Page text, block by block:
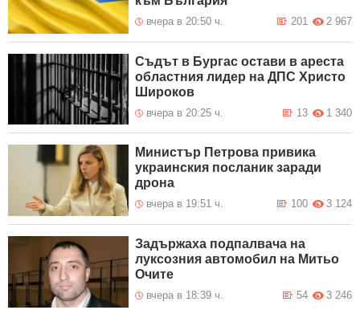
вчера в 20:50 ч. 2 967
201
Съдът в Бургас остави в ареста
областния лидер на ДПС Христо
Широков
вчера в 20:25 ч. 1 340
13
Министър Петрова привика
украинския посланик заради
дрона
вчера в 19:51 ч. 3 124
100
Задържаха подпалвача на
луксозния автомобил на Митьо
Очите
вчера в 18:39 ч. 3 246
54